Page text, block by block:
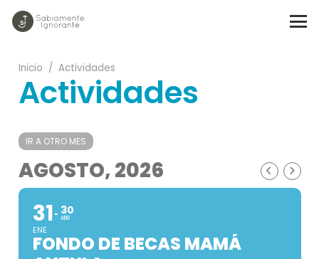
Inicio / Actividades
Actividades
IR A OTRO MES
AGOSTO, 2026
31
ENE
30
ABR
FONDO DE BECAS MAMÁ